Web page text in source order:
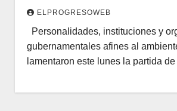
ELPROGRESOWEB
Personalidades, instituciones y
gubernamentales afines al
lamentaron este lunes la partida